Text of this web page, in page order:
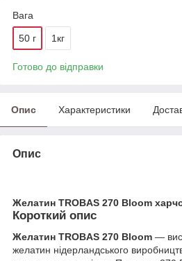
Вага
50 г 1кг
Готово до відправки
Опис Характеристики
Опис
Желатин TROBAS 270 Bloom
Короткий опис
Желатин TROBAS 270 Bloom —
желатин нідерландського